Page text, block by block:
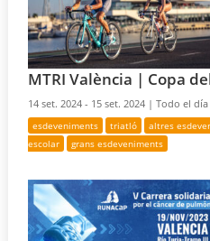
MTRI València | Copa
14 set. 2024 - 15 set. 2024 |Todo el
esdeveniments triatló altres
escolar
grans esdeveniments